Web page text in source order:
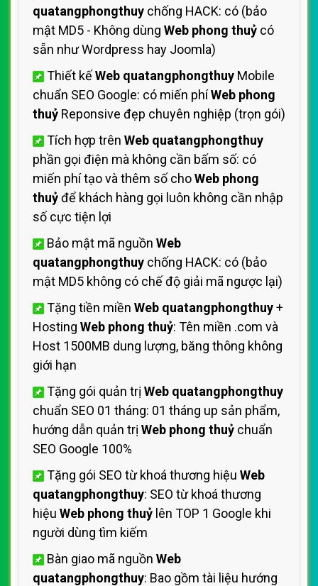
quatangphongthuy chống HACK: có (bảo
mật MD5 - Không dùng Web phong thuỷ có
sẵn như Wordpress hay Joomla)
Thiết kếWeb quatangphongthuy Mobile
chuẩn SEO Google: có miến phíWeb phong
thuỷ Reponsive đẹp chuyên nghiệp (trọn gói)
Tích hợp trên Web quatangphongthuy
phần gọi điện mà không cần bấm số: có
miến phí tạo và thêm số choWeb phong
thuỷđể khách hàng gọi luôn không cần nhập
số cực tiện lợi
Bảo mật mã nguồn Web
quatangphongthuy chống HACK: có (bảo
mật MD5 không có chế độ giải mã ngược lại)
Tặng tiền miền Web quatangphongthuy+
Hosting Web phong thuỷ: Tên miền .com và
Host 1500MB dung lượng, băng thông không
giới hạn
Tặng gói quản trị Web quatangphongthuy
chuẩn SEO 01 tháng: 01 tháng up sản phẩm,
hướng dẫn quản trị Web phong thuỷ chuẩn
SEO Google 100%
Tặng gói SEO từ khoá thương hiệu Web
quatangphongthuy: SEO từ khoá thương
hiệu Web phong thuỷ lên TOP 1 Google khi
người dùng tìm kiếm
Bàn giao mã nguồn Web
quatangphongthuy: Bao gồm tài liệu hướng